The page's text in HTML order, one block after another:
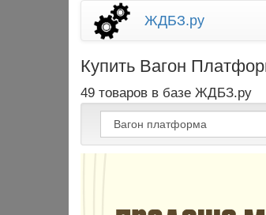
ЖДБЗ.ру
Купить Вагон
49 товаров в базе ЖДБЗ.ру